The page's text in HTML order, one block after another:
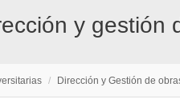
y gestión
/ Dirección y Gestión de